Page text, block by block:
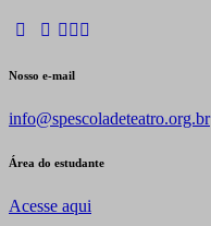
Nosso e-mail
info@spescoladeteatro.org.br
Área do estudante
Acesse aqui